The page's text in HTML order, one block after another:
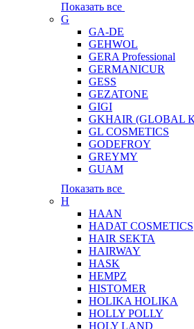
Показать все
G
GA-DE
GEHWOL
GERA Professional
GERMANICUR
GESS
GEZATONE
GIGI
GKHAIR (GLOBAL
GL COSMETICS
GODEFROY
GREYMY
GUAM
Показать все
H
HAAN
HADAT COSMETICS
HAIR SEKTA
HAIRWAY
HASK
HEMPZ
HISTOMER
HOLIKA HOLIKA
HOLLY POLLY
HOLY LAND